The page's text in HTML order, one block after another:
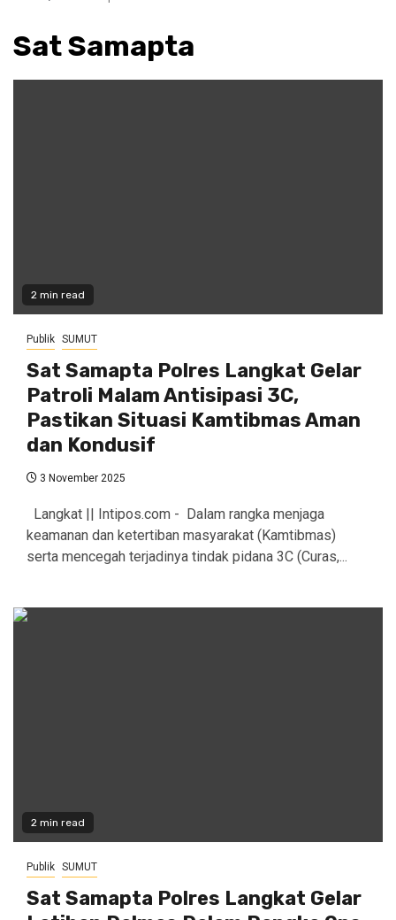
Sat Samapta
2 min read
Publik SUMUT
Sat Samapta Polres Langkat Gelar
Patroli Malam Antisipasi 3C,
Pastikan Situasi Kamtibmas Aman
dan Kondusif
3 November 2025
Langkat || Intipos.com - Dalam rangka menjaga
keamanan dan ketertiban masyarakat (Kamtibmas)
serta mencegah terjadinya tindak pidana 3C (Curas,...
2 min read
Publik SUMUT
Sat Samapta Polres Langkat Gelar